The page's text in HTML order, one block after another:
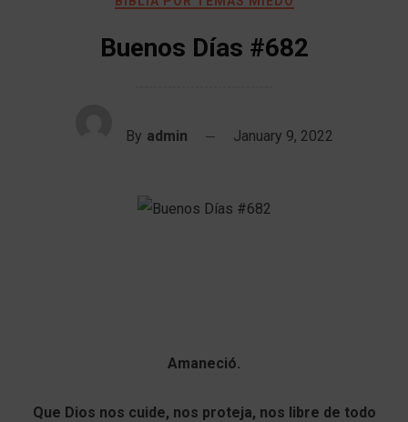
Buenos Días #682
By admin January 9, 2022
Amaneció.
Que Dios nos cuide, nos proteja, nos libre de todo